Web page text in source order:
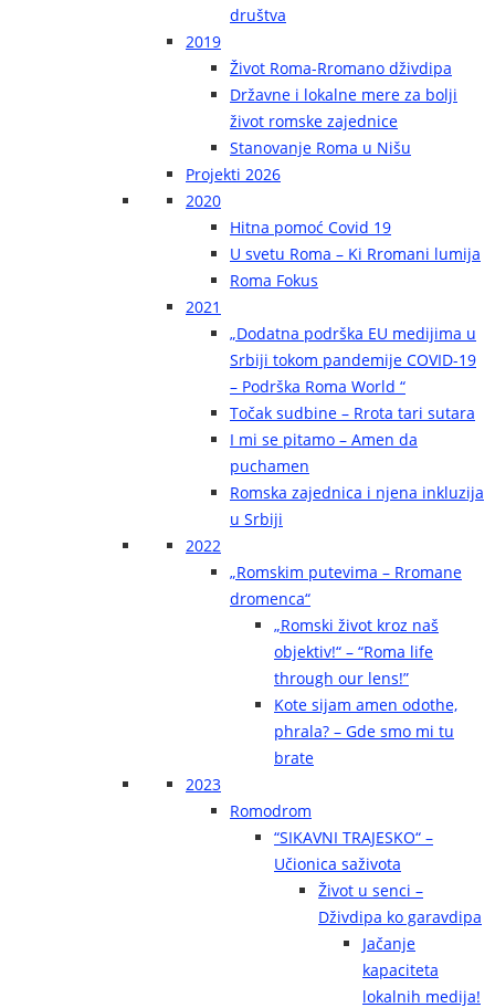
društva
2019
Život Roma-Rromano dživdipa
Državne i lokalne mere za bolji
život romske zajednice
Stanovanje Roma u Nišu
Projekti 2026
2020
Hitna pomoć Covid 19
U svetu Roma – Ki Rromani lumija
Roma Fokus
2021
„Dodatna podrška EU medijima u
Srbiji tokom pandemije COVID-19
– Podrška Roma World “
Točak sudbine – Rrota tari sutara
I mi se pitamo – Amen da
puchamen
Romska zajednica i njena inkluzija
u Srbiji
2022
„Romskim putevima – Rromane
dromenca“
„Romski život kroz naš
objektiv!“ – “Roma life
through our lens!”
Kote sijam amen odothe,
phrala? – Gde smo mi tu
brate
2023
Romodrom
“SIKAVNI TRAJESKO“ –
Učionica saživota
Život u senci –
Dživdipa ko garavdipa
Jačanje
kapaciteta
lokalnih medija!